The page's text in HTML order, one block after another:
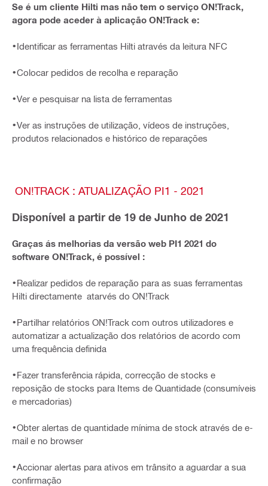
Se é um cliente Hilti mas não tem o serviço ON!Track,
agora pode aceder à aplicação ON!Track e:
•Identificar as ferramentas Hilti através da leitura NFC
•Colocar pedidos de recolha e reparação
•Ver e pesquisar na lista de ferramentas
•Ver as instruções de utilização, vídeos de instruções,
produtos relacionados e histórico de reparações
ON!TRACK : ATUALIZAÇÃO PI1 - 2021
Disponível a partir de 19 de Junho de 2021
Graças ás melhorias da versão web PI1 2021 do
software ON!Track, é possível :
•Realizar pedidos de reparação para as suas ferramentas
Hilti directamente atarvés do ON!Track
•Partilhar relatórios ON!Track com outros utilizadores e
automatizar a actualização dos relatórios de acordo com
uma frequência definida
•Fazer transferência rápida, correcção de stocks e
reposição de stocks para Items de Quantidade (consumíveis
e mercadorias)
•Obter alertas de quantidade mínima de stock através de e-
mail e no browser
•Accionar alertas para ativos em trânsito a aguardar a sua
confirmação